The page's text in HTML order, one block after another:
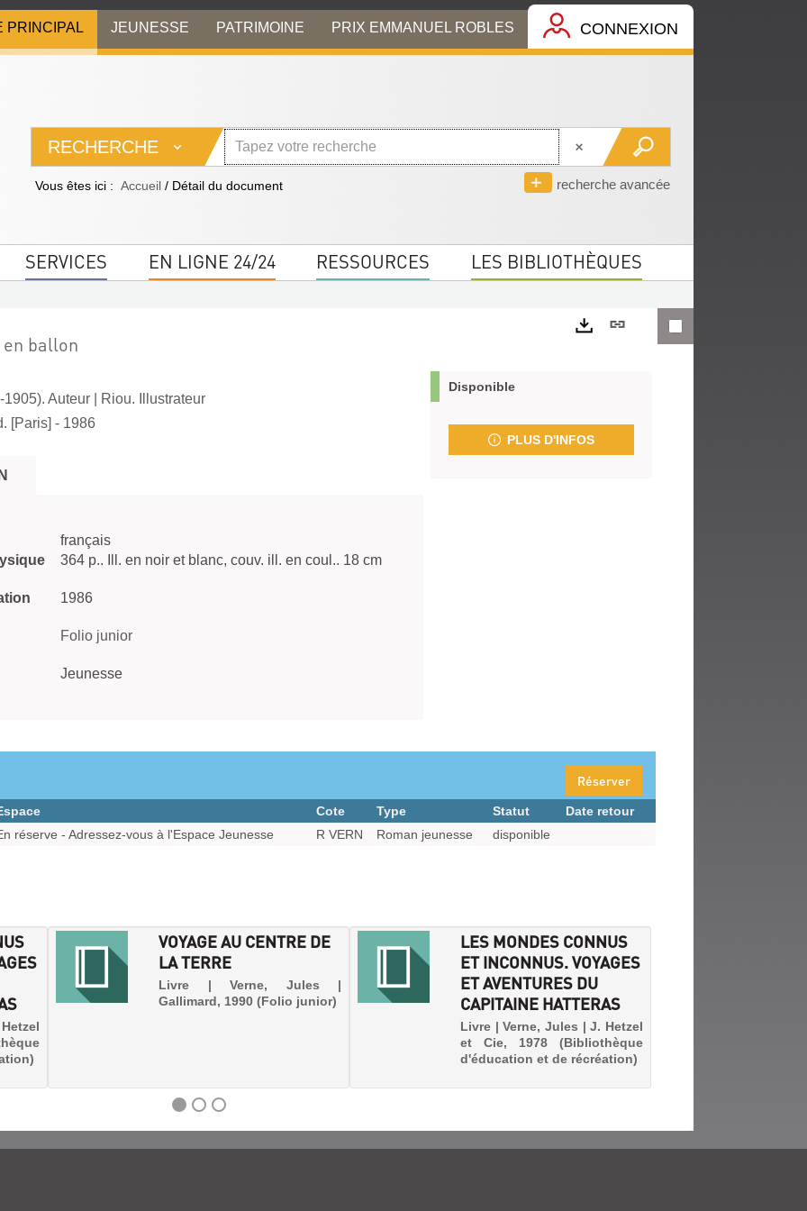
PRINCIPAL JEUNESSE PATRIMOINE PRIX EMMANUEL ROBLES CONNEXION
RECHERCHE
recherche avancée
Vous êtes ici : Accueil / Détail du document
SERVICES EN LIGNE 24/24 RESSOURCES LES BIBLIOTHÈQUES
ballon
Auteur
Riou. Illustrateur
[Paris] - 1986
français
364 p.. Ill. en noir et blanc, couv. ill. en coul.. 18 cm
1986
Folio junior
Jeunesse
Lien
Disponible
PLUS D'INFOS
Réserver
Cote Type Statut
Date retour
réserve - Adressez-vous à l'Espace Jeunesse R VERN Roman jeunesse disponible
VOYAGE AU CENTRE DE
LA TERRE
Livre | Verne, Jules |
Gallimard, 1990 (Folio junior)
LES MONDES CONNUS
ET INCONNUS. VOYAGES
ET AVENTURES DU
CAPITAINE HATTERAS
Livre | Verne, Jules | J. Hetzel
et Cie, 1978 (Bibliothèque
d'éducation et de récréation)